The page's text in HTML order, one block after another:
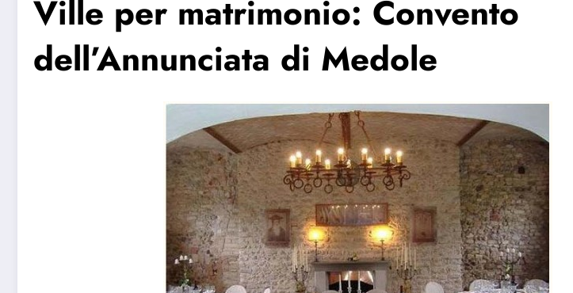
Ville per matrimonio: Convento
dell’Annunciata di Medole